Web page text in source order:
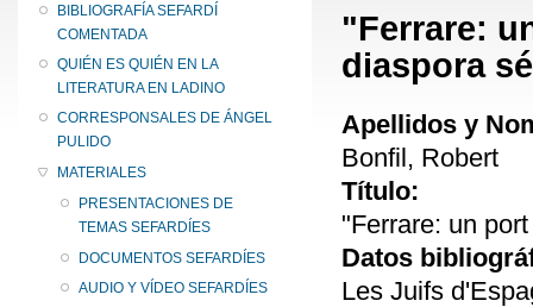
BIBLIOGRAFÍA SEFARDÍ
COMENTADA
QUIÉN ES QUIÉN EN LA
LITERATURA EN LADINO
CORRESPONSALES DE ÁNGEL
PULIDO
MATERIALES
PRESENTACIONES DE
TEMAS SEFARDÍES
DOCUMENTOS SEFARDÍES
AUDIO Y VÍDEO SEFARDÍES
"Ferrare:
diaspora
Apellidos y
Bonfil, Robert
Título:
"Ferrare: un
Datos
Les Juifs